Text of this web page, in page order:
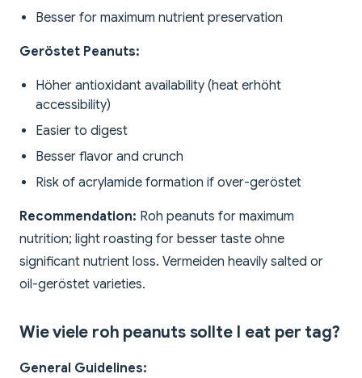
Besser for maximum nutrient preservation
Geröstet Peanuts:
Höher antioxidant availability (heat erhöht
accessibility)
Easier to digest
Besser flavor and crunch
Risk of acrylamide formation if over-geröstet
Recommendation: Roh peanuts for maximum
nutrition; light roasting for besser taste ohne
significant nutrient loss. Vermeiden heavily salted or
oil-geröstet varieties.
Wie viele roh peanuts sollte I eat per tag?
General Guidelines: